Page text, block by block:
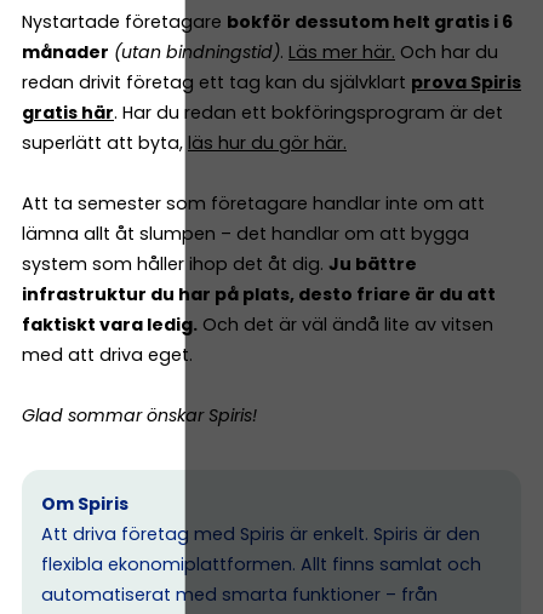
Nystartade företagare bokför dessutom helt gratis i 6
månader (utan bindningstid). Läs mer här. Och har du
redan drivit företag ett tag kan du självklart prova Spiris
gratis här. Har du redan ett bokföringsprogram är det
superlätt att byta, läs hur du gör här.
Att ta semester som företagare handlar inte om att
lämna allt åt slumpen – det handlar om att bygga
system som håller ihop det åt dig. Ju bättre
infrastruktur du har på plats, desto friare är du att
faktiskt vara ledig. Och det är väl ändå lite av vitsen
med att driva eget.
Glad sommar önskar Spiris!
Om Spiris
Att driva företag med Spiris är enkelt. Spiris är den
flexibla ekonomiplattformen. Allt finns samlat och
automatiserat med smarta funktioner – från